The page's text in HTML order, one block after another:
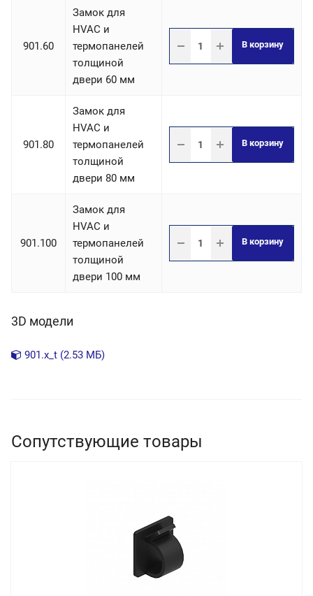
901.60
Замок для
HVAC и
термопанелей
толщиной
двери 60 мм
В корзину
901.80
Замок для
HVAC и
термопанелей
толщиной
двери 80 мм
В корзину
901.100
Замок для
HVAC и
термопанелей
толщиной
двери 100 мм
В корзину
3D модели
901.x_t (2.53 МБ)
Сопутствующие товары